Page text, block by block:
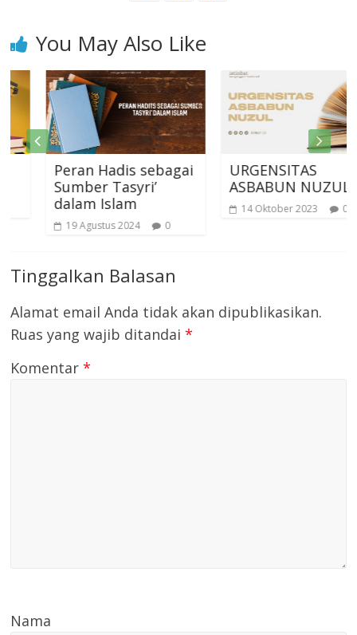
You May Also Like
Peran Hadis sebagai
Sumber Tasyri’
dalam Islam
19 Agustus 2024 0
URGENSITAS
ASBABUN NUZUL
14 Oktober 2023 0
Tinggalkan Balasan
Alamat email Anda tidak akan dipublikasikan.
Ruas yang wajib ditandai*
Komentar*
Nama